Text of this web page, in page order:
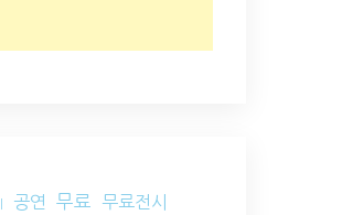
공연 무료 무료전시